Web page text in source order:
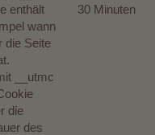
enthält
wann
die Seite
__utmc
die
des
30 Minuten